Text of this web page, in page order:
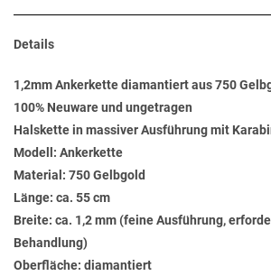
Details
1,2mm Ankerkette diamantiert aus 750
100% Neuware und ungetragen
Halskette in massiver Ausführung mit
Modell: Ankerkette
Material: 750 Gelbgold
Länge: ca. 55 cm
Breite: ca. 1,2 mm (feine Ausführung,
Behandlung)
Oberfläche: diamantiert